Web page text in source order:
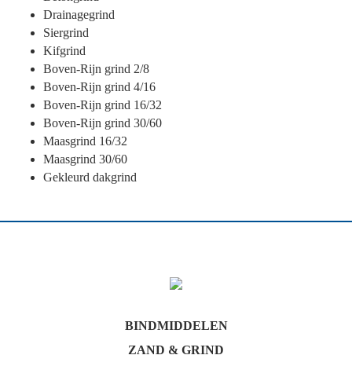
Drainagegrind
Siergrind
Kifgrind
Boven-Rijn grind 2/8
Boven-Rijn grind 4/16
Boven-Rijn grind 16/32
Boven-Rijn grind 30/60
Maasgrind 16/32
Maasgrind 30/60
Gekleurd dakgrind
BINDMIDDELEN
ZAND & GRIND